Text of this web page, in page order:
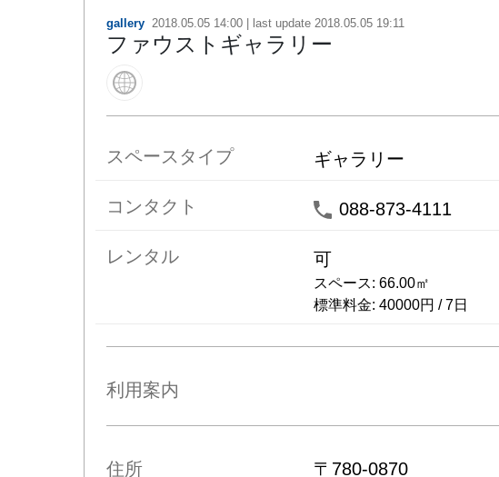
gallery 2018.05.05 14:00 | last update 2018.05.05 19:11
ファウストギャラリー
スペースタイプ ギャラリー
コンタクト 088-873-4111
レンタル 可
スペース:66.00㎡
標準料金:40000円 /7日
利用案内
住所 〒 780-0870